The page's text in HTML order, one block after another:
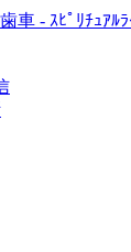
車 - ｽﾋﾟﾘﾁｭｱﾙﾗ